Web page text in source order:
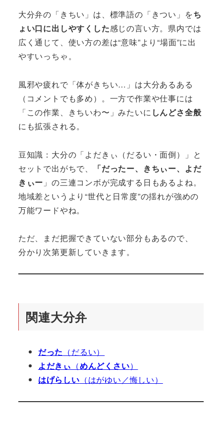
大分弁の「きちい」は、標準語の「きつい」をち
ょい口に出しやすくした感じの言い方。県内では
広く通じて、使い方の差は“意味”より“場面”に出
やすいっちゃ。
風邪や疲れで「体がきちい…」は大分あるある
（コメントでも多め）。一方で作業や仕事には
「この作業、きちいわ〜」みたいに しんどさ全般
にも拡張される。
豆知識：大分の「よだきぃ（だるい・面倒）」と
セットで出がちで、
「だったー、きちぃー、よだ
きぃー 」の三連コンボが完成する日もあるよね。
地域差というより“世代と日常度”の揺れが強めの
万能ワードやね。
ただ、まだ把握できていない部分もあるので、
分かり次第更新していきます。
関連大分弁
だった （だるい）
よだきぃ （めんどくさい）
はげらしい （はがゆい／悔しい）